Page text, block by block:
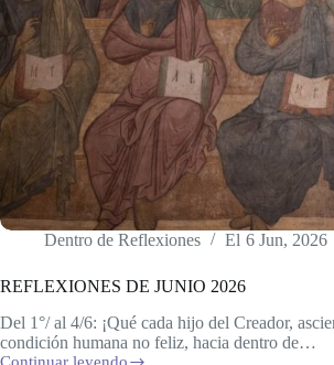
Dentro de Reflexiones El 6 Jun, 2026
REFLEXIONES DE JUNIO 2026
Del 1°/ al 4/6: ¡Qué cada hijo del Creador,
condición humana no feliz, hacia dentro de…